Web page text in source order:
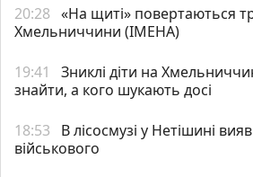
20:28 «На щиті» повертаються
Хмельниччини (ІМЕНА)
19:41
Зниклі діти на
знайти, а кого шукають досі
18:53
В лісосмузі у Нетішині
військового